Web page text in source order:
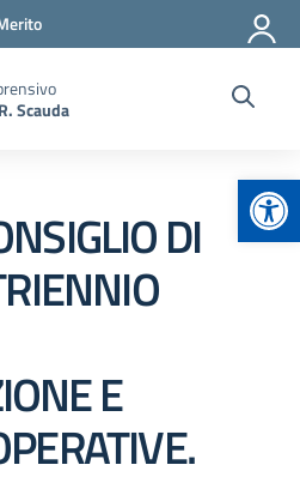
Scauda
DI
E